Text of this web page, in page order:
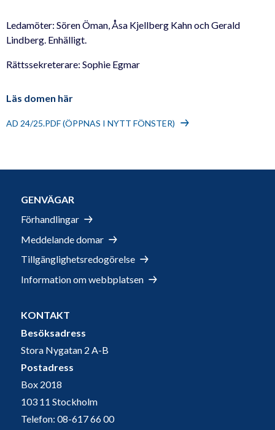
Ledamöter: Sören Öman, Åsa Kjellberg Kahn och Gerald
Lindberg. Enhälligt.
Rättssekreterare: Sophie Egmar
Läs domen här
AD 24/25.PDF (ÖPPNAS I NYTT FÖNSTER)
GENVÄGAR
Förhandlingar
Meddelande domar
Tillgänglighetsredogörelse
Information om webbplatsen
KONTAKT
Besöksadress
Stora Nygatan 2 A-B
Postadress
Box 2018
103 11 Stockholm
Telefon: 08-617 66 00